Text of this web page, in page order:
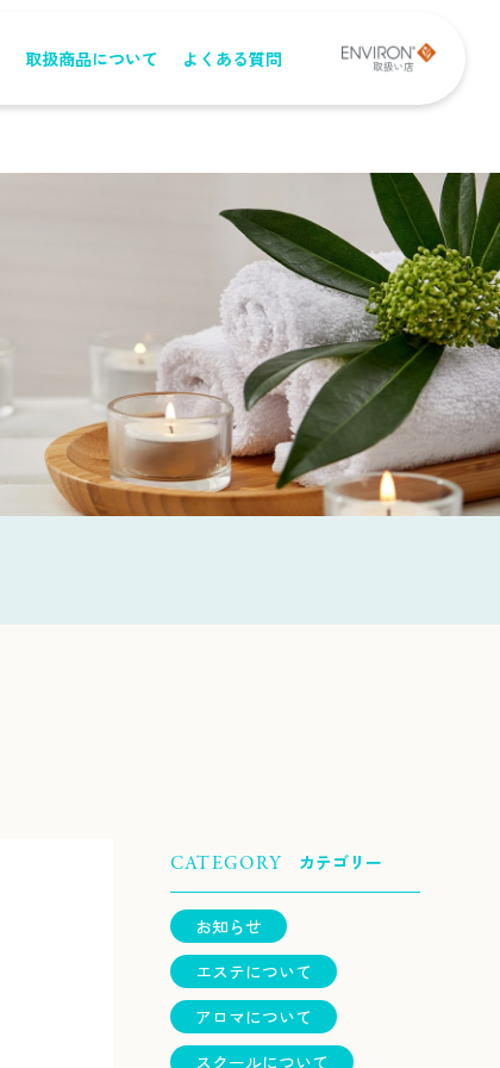
取扱商品について よくある質問
CATEGORY カテゴリー
お知らせ
エステについて
アロマについて
スクールについて